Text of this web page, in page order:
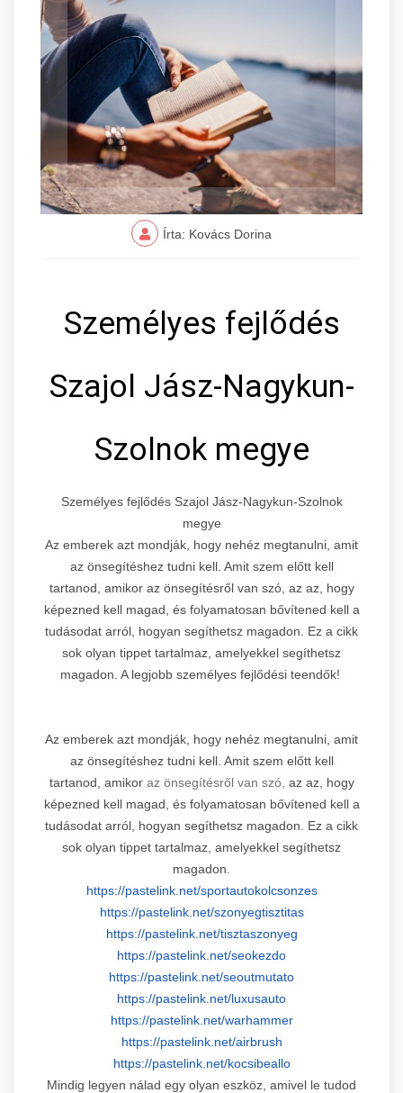
Írta: Kovács Dorina
Személyes fejlődés
Szajol Jász-Nagykun-
Szolnok megye
Személyes fejlődés Szajol Jász-Nagykun-Szolnok
megye
Az emberek azt mondják, hogy nehéz megtanulni, amit
az önsegítéshez tudni kell. Amit szem előtt kell
tartanod, amikor az önsegítésről van szó, az az, hogy
képezned kell magad, és folyamatosan bővítened kell a
tudásodat arról, hogyan segíthetsz magadon. Ez a cikk
sok olyan tippet tartalmaz, amelyekkel segíthetsz
magadon. A legjobb személyes fejlődési teendők!
Az emberek azt mondják, hogy nehéz megtanulni, amit
az önsegítéshez tudni kell. Amit szem előtt kell
tartanod, amikor az önsegítésről van szó, az az, hogy
képezned kell magad, és folyamatosan bővítened kell a
tudásodat arról, hogyan segíthetsz magadon. Ez a cikk
sok olyan tippet tartalmaz, amelyekkel segíthetsz
magadon.
https://pastelink.net/sportautokolcsonzes
https://pastelink.net/szonyegtisztitas
https://pastelink.net/tisztaszonyeg
https://pastelink.net/seokezdo
https://pastelink.net/seoutmutato
https://pastelink.net/luxusauto
https://pastelink.net/warhammer
https://pastelink.net/airbrush
https://pastelink.net/kocsibeallo
Mindig legyen nálad egy olyan eszköz, amivel le tudod